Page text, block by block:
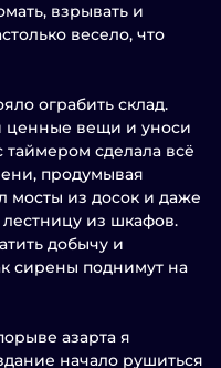
взрывать и
весело, что
ограбить склад.
ценные вещи и уноси
таймером сделала всё
продумывая
мосты из досок и даже
из шкафов.
добычу и
сирены поднимут на
азарта я
начало рушиться